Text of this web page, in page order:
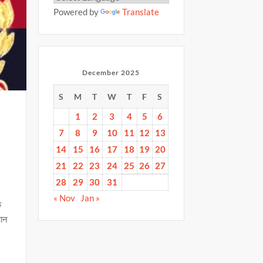
Powered by Translate
December 2025
S M T W T F S
1 2 3 4 5
6
7
8 9 10 11 12
13
14
15 16 17 18 19 20
21
22 23 24 25 26 27
28
29 30
31
« Nov
Jan »